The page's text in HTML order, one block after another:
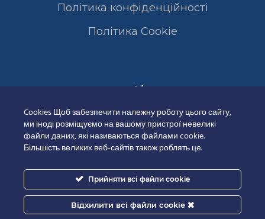
Політика конфіденційності
Полiтика Cookie
Сертифікати
Cookies Щоб забезпечити належну роботу цього сайту,
ми іноді розміщуємо на вашому пристрої невеликі
файли даних, які називаються файлами cookie.
Більшість великих веб-сайтів також роблять це.
Прийняти всі файли cookie
Відхилити всі файли cookie